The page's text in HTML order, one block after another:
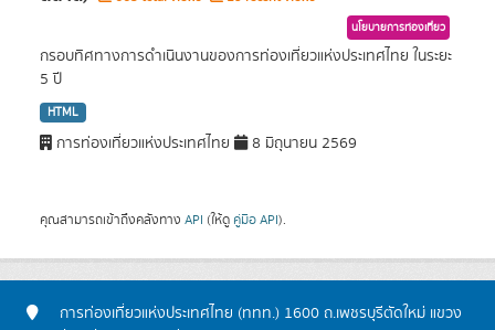
นโยบายการท่องเที่ยว
กรอบทิศทางการดำเนินงานของการท่องเที่ยวแห่งประเทศไทย ในระยะ
5 ปี
HTML
การท่องเที่ยวแห่งประเทศไทย 8 มิถุนายน 2569
คุณสามารถเข้าถึงคลังทาง API (ให้ดู คู่มือ API).
การท่องเที่ยวแห่งประเทศไทย (ททท.) 1600 ถ.เพชรบุรีตัดใหม่ แขวง